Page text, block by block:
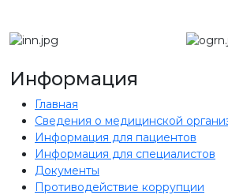
Информация
Главная
Сведения о медицинской
Информация для пациентов
Информация для специалистов
Документы
Противодействие коррупции